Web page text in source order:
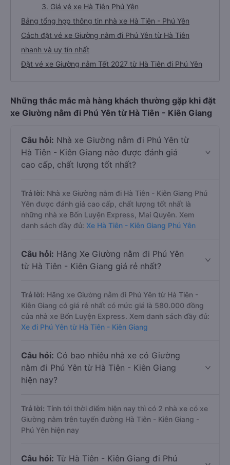
3. Giá vé xe Hà Tiên Phú Yên
Bảng tổng hợp thông tin nhà xe Hà Tiên - Phú Yên
Cách đặt vé xe Giường nằm đi Phú Yên từ Hà Tiên
nhanh và uy tín nhất
Đặt vé xe Giường nằm Tết 2027 từ Hà Tiên đi Phú Yên
Những thắc mắc mà hàng khách thường gặp khi đặt
xe Giường nằm đi Phú Yên từ Hà Tiên - Kiên Giang
Câu hỏi: Nhà xe Giường nằm đi Phú Yên từ
Hà Tiên - Kiên Giang nào được đánh giá
cao cấp, chất lượng tốt nhất?
Trả lời: Nhà xe Giường nằm đi Hà Tiên - Kiên Giang Phú
Yên được đánh giá cao cấp, chất lượng tốt nhất là
những nhà xe Bốn Luyện Express, Mai Quyên. Xem
danh sách đầy đủ: Xe Hà Tiên - Kiên Giang Phú Yên
Câu hỏi: Hãng Xe Giường nằm đi Phú Yên
từ Hà Tiên - Kiên Giang giá rẻ nhất?
Trả lời: Hãng xe Giường nằm đi Phú Yên từ Hà Tiên -
Kiên Giang có giá rẻ nhất có mức giá là 580.000 đồng
của nhà xe Bốn Luyện Express. Xem danh sách đầy đủ:
Xe đi Phú Yên từ Hà Tiên - Kiên Giang
Câu hỏi: Có bao nhiêu nhà xe có Giường
nằm đi Phú Yên từ Hà Tiên - Kiên Giang
hiện nay?
Trả lời: Tính tới thời điểm hiện nay thì có 2 nhà xe có xe
Giường nằm trên tuyến đường Hà Tiên - Kiên Giang -
Phú Yên hiện nay
Câu hỏi: Từ Hà Tiên - Kiên Giang đi Phú